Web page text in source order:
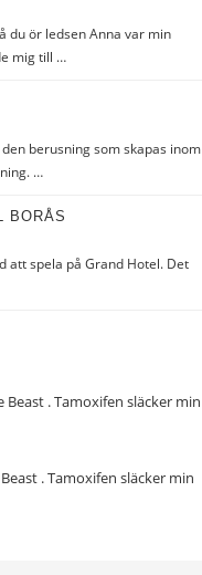
du ör ledsen Anna var min
mig till …
berusning som skapas inom
…
BORÅS
att spela på Grand Hotel. Det
. Tamoxifen släcker min
. Tamoxifen släcker min